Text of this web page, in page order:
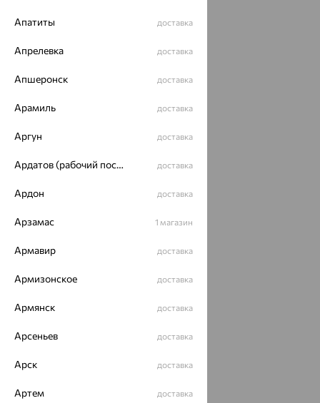
Апатиты доставка
Апрелевка доставка
Апшеронск доставка
Арамиль доставка
Аргун доставка
Ардатов (рабочий поселок) доставка
Ардон доставка
Арзамас 1 магазин
Армавир доставка
Армизонское доставка
Армянск доставка
Арсеньев доставка
Арск доставка
Артем доставка